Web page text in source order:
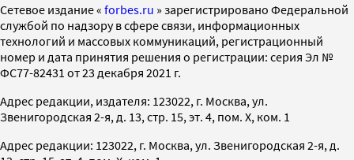
Cетевое издание « forbes.ru » зарегистрировано Федеральной
службой по надзору в сфере связи, информационных
технологий и массовых коммуникаций, регистрационный
номер и дата принятия решения о регистрации: серия Эл №
ФС77-82431 от 23 декабря 2021 г.
Адрес редакции, издателя: 123022, г. Москва, ул.
Звенигородская 2-я, д. 13, стр. 15, эт. 4, пом. X, ком. 1
Адрес редакции: 123022, г. Москва, ул. Звенигородская 2-я, д.